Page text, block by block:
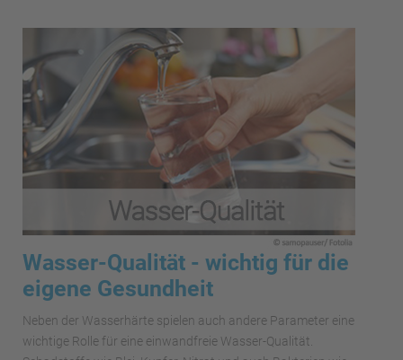
Wasser-Qualität - wichtig für die
eigene Gesundheit
Neben der Wasserhärte spielen auch andere Parameter eine
wichtige Rolle für eine einwandfreie Wasser-Qualität.